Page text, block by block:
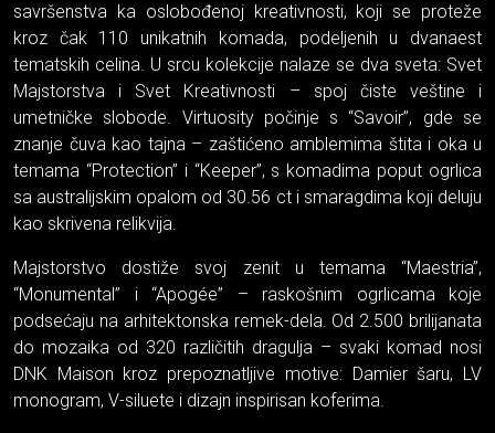
savršenstva ka oslobođenoj kreativnosti, koji se proteže
kroz čak 110 unikatnih komada, podeljenih u dvanaest
tematskih celina. U srcu kolekcije nalaze se dva sveta: Svet
Majstorstva i Svet Kreativnosti – spoj čiste veštine i
umetničke slobode. Virtuosity počinje s “Savoir”, gde se
znanje čuva kao tajna – zaštićeno amblemima štita i oka u
temama “Protection” i “Keeper”, s komadima poput ogrlica
sa australijskim opalom od 30.56 ct i smaragdima koji deluju
kao skrivena relikvija.
Majstorstvo dostiže svoj zenit u temama “Maestria”,
“Monumental” i “Apogée” – raskošnim ogrlicama koje
podsećaju na arhitektonska remek-dela. Od 2.500 brilijanata
do mozaika od 320 različitih dragulja – svaki komad nosi
DNK Maison kroz prepoznatljive motive: Damier šaru, LV
monogram, V-siluete i dizajn inspirisan koferima.